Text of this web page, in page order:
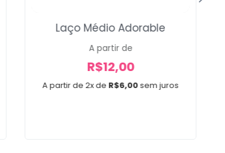
A partir de 2x de R$6,00sem juros
Laço Médio Adorable
A partir de
R$12,00